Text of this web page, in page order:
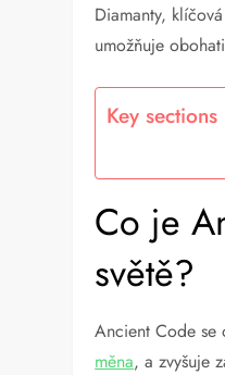
Diamanty,
umožňuje
Key
Co je
světě?
Ancient Code se
měna, a zvyšuje